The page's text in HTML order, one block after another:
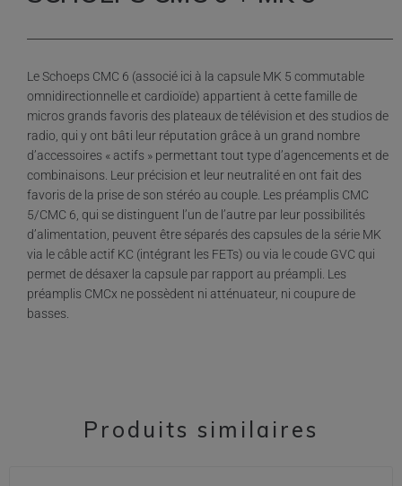
Le Schoeps CMC 6 (associé ici à la capsule MK 5 commutable
omnidirectionnelle et cardioïde) appartient à cette famille de
micros grands favoris des plateaux de télévision et des studios de
radio, qui y ont bâti leur réputation grâce à un grand nombre
d’accessoires « actifs » permettant tout type d’agencements et de
combinaisons. Leur précision et leur neutralité en ont fait des
favoris de la prise de son stéréo au couple. Les préamplis CMC
5/CMC 6, qui se distinguent l’un de l’autre par leur possibilités
d’alimentation, peuvent être séparés des capsules de la série MK
via le câble actif KC (intégrant les FETs) ou via le coude GVC qui
permet de désaxer la capsule par rapport au préampli. Les
préamplis CMCx ne possèdent ni atténuateur, ni coupure de
basses.
Produits similaires